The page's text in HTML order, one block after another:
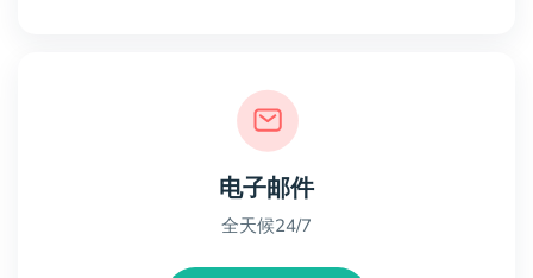
电子邮件
全天候24/7